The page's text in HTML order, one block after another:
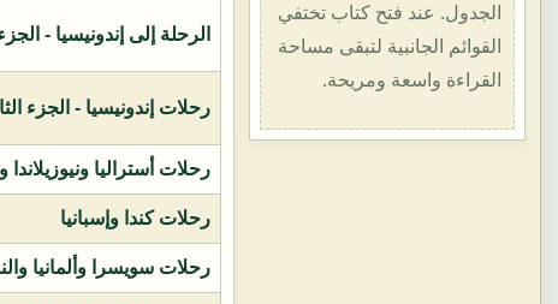
الجدول. عند فتح كتاب تختفي
القوائم الجانبية لتبقى مساحة
القراءة واسعة ومريحة.
الرحلة إلى إندونيسيا - الجزء الثاني
رحلات إندونيسيا - الجزء الثالث (1419هـ
رحلات أستراليا ونيوزيلاندا
رحلات كندا وإسبانيا
رحلات سويسرا وألمانيا